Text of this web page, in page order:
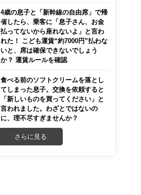
4歳の息子と「新幹線の自由席」で帰
省したら、乗客に「息子さん、お金
払ってないから座れないよ」と言わ
れた！ こども運賃“約7000円”払わな
いと、席は確保できないでしょう
か？ 運賃ルールを確認
食べる前のソフトクリームを落とし
てしまった息子。交換を依頼すると
「新しいものを買ってください」と
言われました。わざとではないの
に、理不尽すぎませんか？
さらに見る